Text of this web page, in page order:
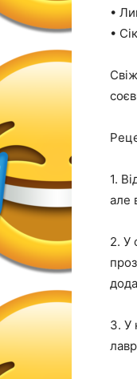
•
•
1.
але
2. У
3. У